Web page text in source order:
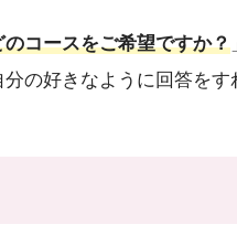
のコースをご希望ですか？
の好きなように回答をす